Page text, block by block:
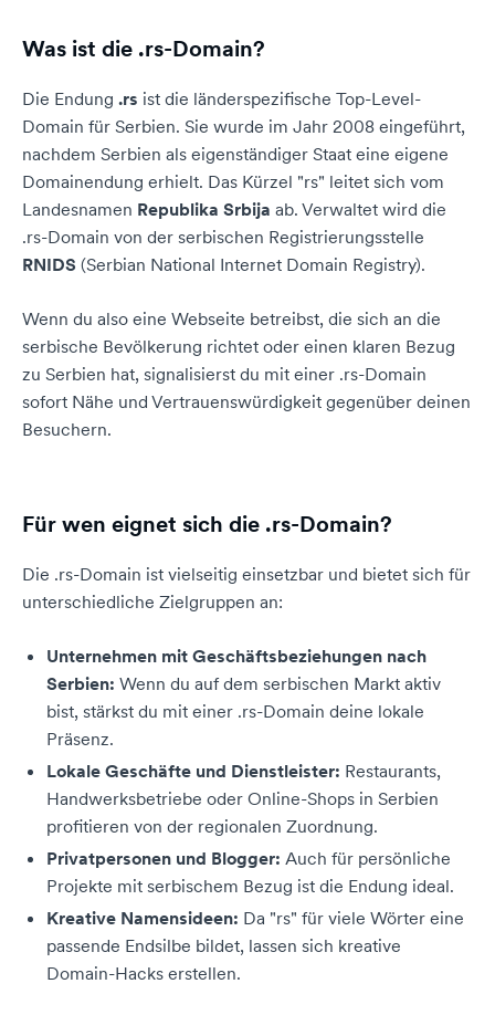
Was ist die .rs-Domain?
Die Endung .rs ist die länderspezifische Top-Level-
Domain für Serbien. Sie wurde im Jahr 2008 eingeführt,
nachdem Serbien als eigenständiger Staat eine eigene
Domainendung erhielt. Das Kürzel "rs" leitet sich vom
Landesnamen Republika Srbija ab. Verwaltet wird die
.rs-Domain von der serbischen Registrierungsstelle
RNIDS (Serbian National Internet Domain Registry).
Wenn du also eine Webseite betreibst, die sich an die
serbische Bevölkerung richtet oder einen klaren Bezug
zu Serbien hat, signalisierst du mit einer .rs-Domain
sofort Nähe und Vertrauenswürdigkeit gegenüber deinen
Besuchern.
Für wen eignet sich die .rs-Domain?
Die .rs-Domain ist vielseitig einsetzbar und bietet sich für
unterschiedliche Zielgruppen an:
Unternehmen mit Geschäftsbeziehungen nach
Serbien: Wenn du auf dem serbischen Markt aktiv
bist, stärkst du mit einer .rs-Domain deine lokale
Präsenz.
Lokale Geschäfte und Dienstleister: Restaurants,
Handwerksbetriebe oder Online-Shops in Serbien
profitieren von der regionalen Zuordnung.
Privatpersonen und Blogger: Auch für persönliche
Projekte mit serbischem Bezug ist die Endung ideal.
Kreative Namensideen: Da "rs" für viele Wörter eine
passende Endsilbe bildet, lassen sich kreative
Domain-Hacks erstellen.